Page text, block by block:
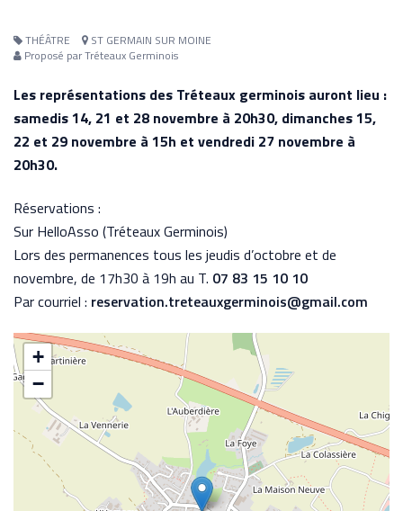
THÉÂTRE
ST GERMAIN SUR MOINE
Proposé par Tréteaux Germinois
Les représentations des Tréteaux germinois auront lieu :
samedis 14, 21 et 28 novembre à 20h30, dimanches 15,
22 et 29 novembre à 15h et vendredi 27 novembre à
20h30.
Réservations :
Sur HelloAsso (Tréteaux Germinois)
Lors des permanences tous les jeudis d’octobre et de
novembre, de 17h30 à 19h au T. 07 83 15 10 10
Par courriel : reservation.treteauxgerminois@gmail.com
+
−